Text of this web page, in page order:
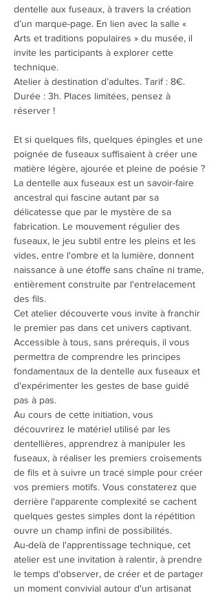
dentelle aux fuseaux, à travers la création
d’un marque-page. En lien avec la salle «
Arts et traditions populaires » du musée, il
invite les participants à explorer cette
technique.
Atelier à destination d’adultes. Tarif : 8€.
Durée : 3h. Places limitées, pensez à
réserver !
Et si quelques fils, quelques épingles et une
poignée de fuseaux suffisaient à créer une
matière légère, ajourée et pleine de poésie ?
La dentelle aux fuseaux est un savoir-faire
ancestral qui fascine autant par sa
délicatesse que par le mystère de sa
fabrication. Le mouvement régulier des
fuseaux, le jeu subtil entre les pleins et les
vides, entre l'ombre et la lumière, donnent
naissance à une étoffe sans chaîne ni trame,
entièrement construite par l'entrelacement
des fils.
Cet atelier découverte vous invite à franchir
le premier pas dans cet univers captivant.
Accessible à tous, sans prérequis, il vous
permettra de comprendre les principes
fondamentaux de la dentelle aux fuseaux et
d'expérimenter les gestes de base guidé
pas à pas.
Au cours de cette initiation, vous
découvrirez le matériel utilisé par les
dentellières, apprendrez à manipuler les
fuseaux, à réaliser les premiers croisements
de fils et à suivre un tracé simple pour créer
vos premiers motifs. Vous constaterez que
derrière l'apparente complexité se cachent
quelques gestes simples dont la répétition
ouvre un champ infini de possibilités.
Au-delà de l'apprentissage technique, cet
atelier est une invitation à ralentir, à prendre
le temps d'observer, de créer et de partager
un moment convivial autour d'un artisanat